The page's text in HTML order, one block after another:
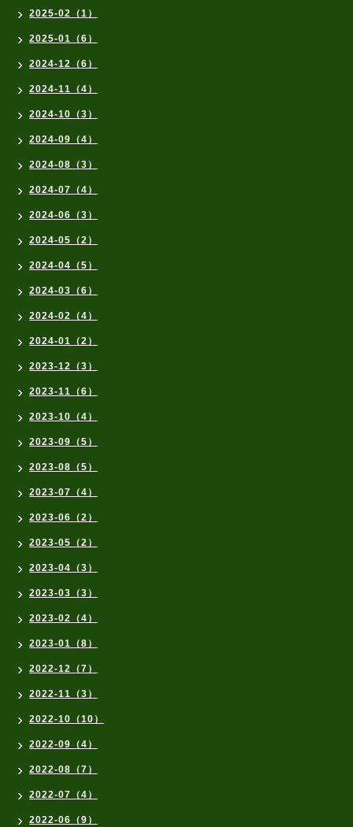
2025-02（1）
2025-01（6）
2024-12（6）
2024-11（4）
2024-10（3）
2024-09（4）
2024-08（3）
2024-07（4）
2024-06（3）
2024-05（2）
2024-04（5）
2024-03（6）
2024-02（4）
2024-01（2）
2023-12（3）
2023-11（6）
2023-10（4）
2023-09（5）
2023-08（5）
2023-07（4）
2023-06（2）
2023-05（2）
2023-04（3）
2023-03（3）
2023-02（4）
2023-01（8）
2022-12（7）
2022-11（3）
2022-10（10）
2022-09（4）
2022-08（7）
2022-07（4）
2022-06（9）